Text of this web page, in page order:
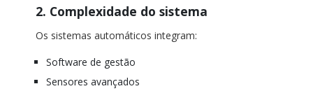
2. Complexidade do sistema
Os sistemas automáticos integram:
Software de gestão
Sensores avançados